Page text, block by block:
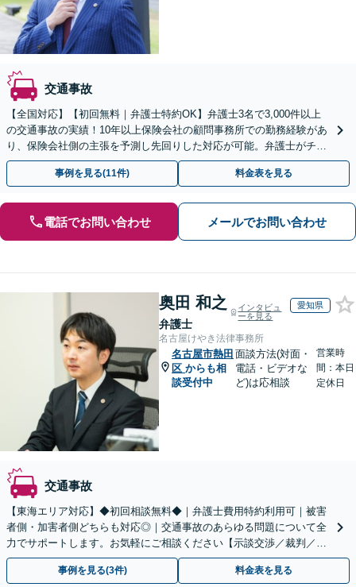
交通事故
【全国対応】【初回無料｜弁護士特約OK】弁護士3名で3,000件以上
の交通事故の実績！10年以上保険会社の顧問事務所での勤務経験があ
り、保険会社側の主張を予測し先回りした対応が可能。弁護士がチー
ムとなり示談交渉、休業損害、後遺障害等に対応。
事例を見る(11件) 料金表を見る
電話でお問い合わせ メールでお問い合わせ
奥田 和之
弁護士
インタビュ
ーを見る
愛知県
名古屋けやき法律事務所
名古屋市熱田
区 からも相
談受付中
面談方法(対面・
電話・ビデオな
ど)は応相談
営業時
間：本日
定休日
交通事故
【東海エリア対応】◆初回相談無料◆｜弁護士費用特約利用可｜被害
者側・加害者側どちらも対応◎｜交通事故のあらゆる問題について全
力でサポートします。お気軽にご相談ください【示談交渉／裁判／被
害者請求／後遺障害等級】
事例を見る(3件) 料金表を見る